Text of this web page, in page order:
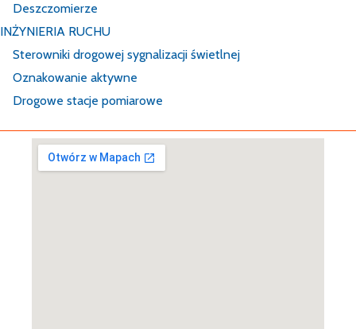
Deszczomierze
INŻYNIERIA RUCHU
Sterowniki drogowej sygnalizacji świetlnej
Oznakowanie aktywne
Drogowe stacje pomiarowe